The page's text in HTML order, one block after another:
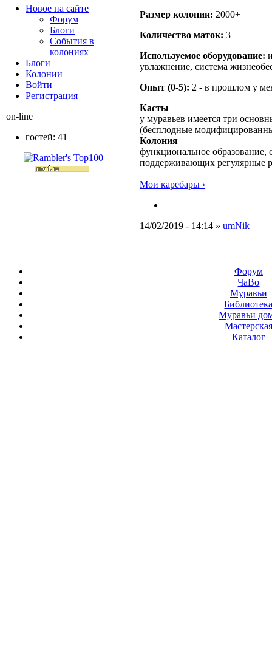
Размер кoлонии: 2000+
Количество маток: 3
Используемое оборудование:
увлажнение, система
Опыт (0-5): 2 - в прошлом у
Касты
у муравьев имеется три
(бесплодные
Колония
функциональное образование,
поддерживающих регулярные
Мои каребары ›
14/02/2019 - 14:14 » umNik
Новое на сайте
Форум
Блоги
События в
колониях
Блоги
Колонии
Войти
Peгиcтpaция
on-line
гостей: 41
Форум
ЧаВо
Муравьи
Муравьи
Мастерская
Каталог